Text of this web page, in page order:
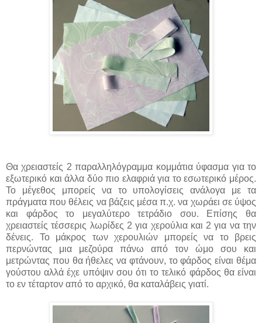
Θα χρειαστείς 2 παραλληλόγραμμα κομμάτια ύφασμα για το
εξωτερικό και άλλα δύο πιο ελαφριά για το εσωτερικό μέρος.
Το μέγεθος μπορείς να το υπολογίσεις ανάλογα με τα
πράγματα που θέλεις να βάζεις μέσα π.χ. να χωράει σε ύψος
και φάρδος το μεγαλύτερο τετράδιο σου. Επίσης θα
χρειαστείς τέσσερις λωρίδες 2 για χερούλια και 2 για να την
δένεις. Το μάκρος των χερουλιών μπορείς να το βρεις
περνώντας μια μεζούρα πάνω από τον ώμο σου και
μετρώντας που θα ήθελες να φτάνουν, το φάρδος είναι θέμα
γούστου αλλά έχε υπόψιν σου ότι το τελικό φάρδος θα είναι
το εν τέταρτον από το αρχικό, θα καταλάβεις γιατί.